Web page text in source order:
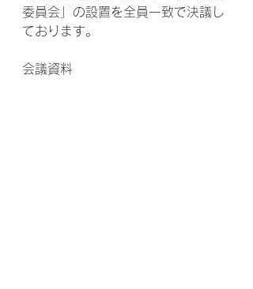
委員会」の設置を全員一致で決議し
ております。
会議資料